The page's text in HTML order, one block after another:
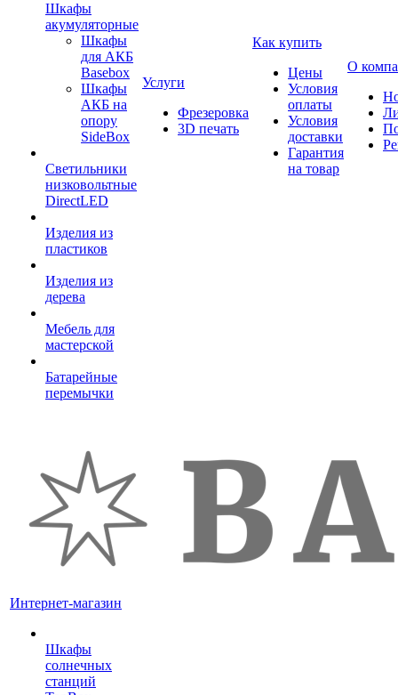
Шкафы
акумуляторные
Шкафы
для АКБ
Basebox
Шкафы
АКБ на
опору
SideBox
Светильники
низковольтные
DirectLED
Изделия из
пластиков
Изделия из
дерева
Мебель для
мастерской
Батарейные
перемычки
Услуги
Фрезеровка
3D печать
Как купить
Цены
Условия
оплаты
Условия
доставки
Гарантия
на товар
О
Интернет-магазин
Шкафы
солнечных
станций